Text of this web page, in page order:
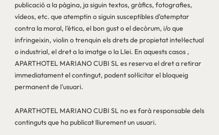
publicació a la pàgina, ja siguin textos, gràfics, fotografies,
vídeos, etc. que atemptin o siguin susceptibles d'atemptar
contra la moral, l'ètica, el bon gust o el decòrum, i/o que
infringeixin, violin o trenquin els drets de propietat intel·lectual
o industrial, el dret a la imatge o la Llei. En aquests casos ,
APARTHOTEL MARIANO CUBI SL es reserva el dret a retirar
immediatament el contingut, podent sol·licitar el bloqueig
permanent de l'usuari.
APARTHOTEL MARIANO CUBI SL no es farà responsable dels
continguts que ha publicat lliurement un usuari.